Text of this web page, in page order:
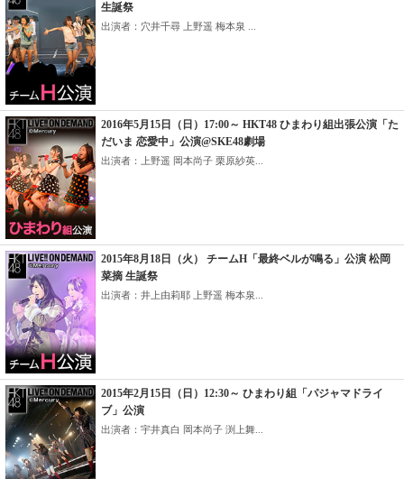
生誕祭
出演者：穴井千尋 上野遥 梅本泉 ...
2016年5月15日（日）17:00～ HKT48 ひまわり組出張公演「た
だいま 恋愛中」公演@SKE48劇場
出演者：上野遥 岡本尚子 栗原紗英...
2015年8月18日（火） チームH「最終ベルが鳴る」公演 松岡
菜摘 生誕祭
出演者：井上由莉耶 上野遥 梅本泉...
2015年2月15日（日）12:30～ ひまわり組「パジャマドライ
ブ」公演
出演者：宇井真白 岡本尚子 渕上舞...